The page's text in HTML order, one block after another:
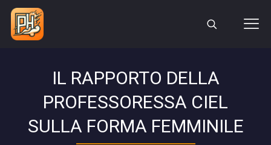
IL RAPPORTO DELLA
PROFESSORESSA CIEL
SULLA FORMA FEMMINILE